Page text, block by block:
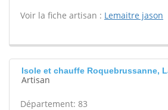
Voir la fiche artisan : Lemaitre jason
Isole et chauffe Roquebrussanne,
Artisan
Département: 83